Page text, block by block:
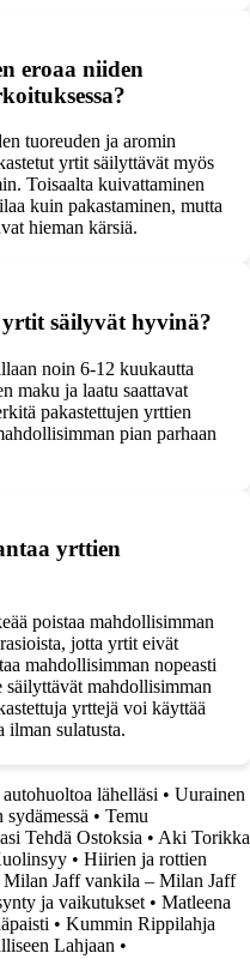
eroaa niiden
tuoreuden ja aromin
yrtit säilyttävät myös
Toisaalta kuivattaminen
kuin pakastaminen, mutta
hieman kärsiä.
säilyvät hyvinä?
noin 6-12 kuukautta
maku ja laatu saattavat
pakastettujen yrttien
pian parhaan
yrttien
poistaa mahdollisimman
jotta yrtit eivät
mahdollisimman nopeasti
säilyttävät mahdollisimman
yrttejä voi käyttää
ilman sulatusta.
lähelläsi • Uurainen
• Temu
Tehdä Ostoksia • Aki Torikka
• Hiirien ja rottien
Milan Jaff vankila – Milan Jaff
ja vaikutukset • Matleena
• Kummin Rippilahja
Lahjaan •